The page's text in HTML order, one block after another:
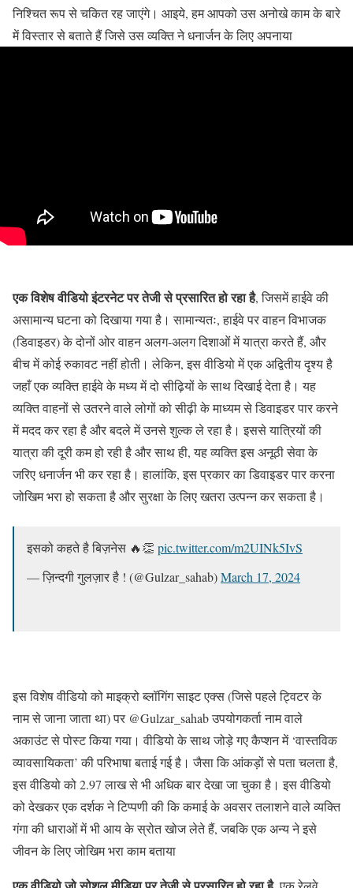
निश्चित रूप से चकित रह जाएंगे। आइये, हम आपको उस अनोखे काम के बारे
में विस्तार से बताते हैं जिसे उस व्यक्ति ने धनार्जन के लिए अपनाया
एक विशेष वीडियो इंटरनेट पर तेजी से प्रसारित हो रहा है, जिसमें हाईवे की
असामान्य घटना को दिखाया गया है। सामान्यतः, हाईवे पर वाहन विभाजक
(डिवाइडर) के दोनों ओर वाहन अलग-अलग दिशाओं में यात्रा करते हैं, और
बीच में कोई रुकावट नहीं होती। लेकिन, इस वीडियो में एक अद्वितीय दृश्य है
जहाँ एक व्यक्ति हाईवे के मध्य में दो सीढ़ियों के साथ दिखाई देता है। यह
व्यक्ति वाहनों से उतरने वाले लोगों को सीढ़ी के माध्यम से डिवाइडर पार करने
में मदद कर रहा है और बदले में उनसे शुल्क ले रहा है। इससे यात्रियों की
यात्रा की दूरी कम हो रही है और साथ ही, यह व्यक्ति इस अनूठी सेवा के
जरिए धनार्जन भी कर रहा है। हालांकि, इस प्रकार का डिवाइडर पार करना
जोखिम भरा हो सकता है और सुरक्षा के लिए खतरा उत्पन्न कर सकता है।
इसको कहते है बिज़नेस 🔥👏 pic.twitter.com/m2UINk5IvS
— ज़िन्दगी गुलज़ार है ! (@Gulzar_sahab)March 17, 2024
इस विशेष वीडियो को माइक्रो ब्लॉगिंग साइट एक्स (जिसे पहले ट्विटर के
नाम से जाना जाता था) पर @Gulzar_sahab उपयोगकर्ता नाम वाले
अकाउंट से पोस्ट किया गया। वीडियो के साथ जोड़े गए कैप्शन में ‘वास्तविक
व्यावसायिकता’ की परिभाषा बताई गई है। जैसा कि आंकड़ों से पता चलता है,
इस वीडियो को 2.97 लाख से भी अधिक बार देखा जा चुका है। इस वीडियो
को देखकर एक दर्शक ने टिप्पणी की कि कमाई के अवसर तलाशने वाले व्यक्ति
गंगा की धाराओं में भी आय के स्रोत खोज लेते हैं, जबकि एक अन्य ने इसे
जीवन के लिए जोखिम भरा काम बताया